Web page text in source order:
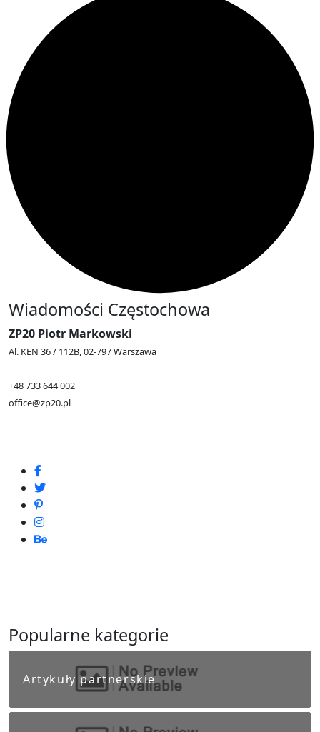
Wiadomości Częstochowa
ZP20 Piotr Markowski
Al. KEN 36 / 112B, 02-797 Warszawa
+48 733 644 002
office@zp20.pl
Popularne kategorie
Artykuły partnerskie